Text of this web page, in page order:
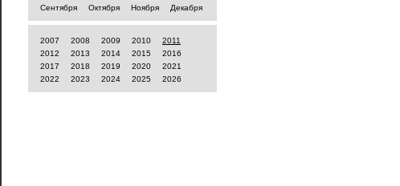
Сентября
Октября Ноября Декабря
2007 2008 2009 2010
2011
2012
2013 2014 2015
2016
2017
2018 2019 2020
2021
2022
2023 2024 2025 2026